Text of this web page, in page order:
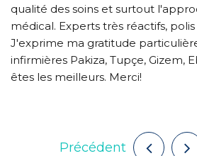
qualité des soins et surtout
médical. Experts très réactifs,
J'exprime ma gratitude
infirmières Pakiza, Tupçe, Gizem,
êtes les meilleurs. Merci!
Précédent